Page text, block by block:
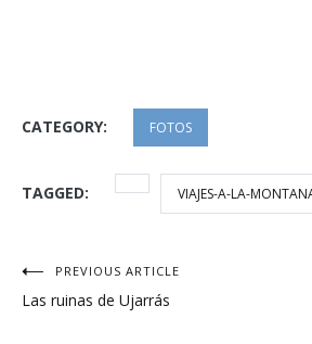
CATEGORY: FOTOS
TAGGED: VIAJES-A-LA-
Navegación
de
PREVIOUS ARTICLE
Las ruinas de Ujarrás